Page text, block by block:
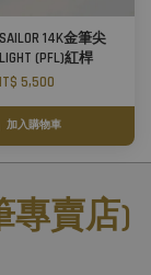
14K金筆尖
(PFL)紅桿
5,500
加入購物車
專賣店)